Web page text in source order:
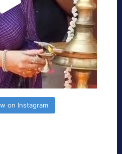
on Instagram